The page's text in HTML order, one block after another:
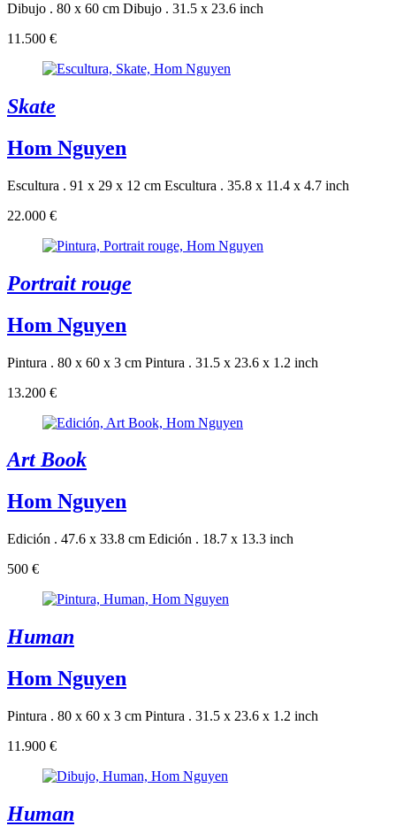
Dibujo . 80 x 60 cm Dibujo . 31.5 x 23.6 inch
11.500 €
Skate
Hom Nguyen
Escultura . 91 x 29 x 12 cm Escultura . 35.8 x 11.4 x 4.7 inch
22.000 €
Portrait rouge
Hom Nguyen
Pintura . 80 x 60 x 3 cm Pintura . 31.5 x 23.6 x 1.2 inch
13.200 €
Art Book
Hom Nguyen
Edición . 47.6 x 33.8 cm Edición . 18.7 x 13.3 inch
500 €
Human
Hom Nguyen
Pintura . 80 x 60 x 3 cm Pintura . 31.5 x 23.6 x 1.2 inch
11.900 €
Human